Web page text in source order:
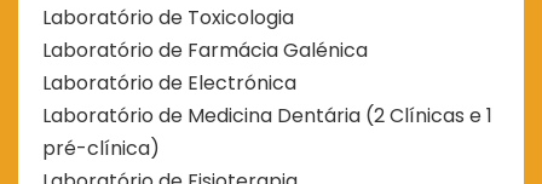
Laboratório de Toxicologia
Laboratório de Farmácia Galénica
Laboratório de Electrónica
Laboratório de Medicina Dentária (2 Clínicas e 1
pré-clínica)